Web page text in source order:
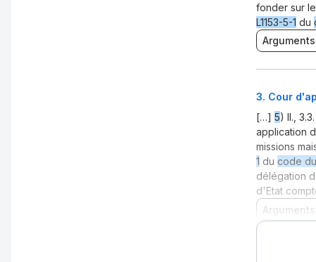
fonder sur
L1153-5-1 du
Arguments
3. Cour
[…] 5) II.,
application
missions
1 du code
délégation
d'Etat
Arguments